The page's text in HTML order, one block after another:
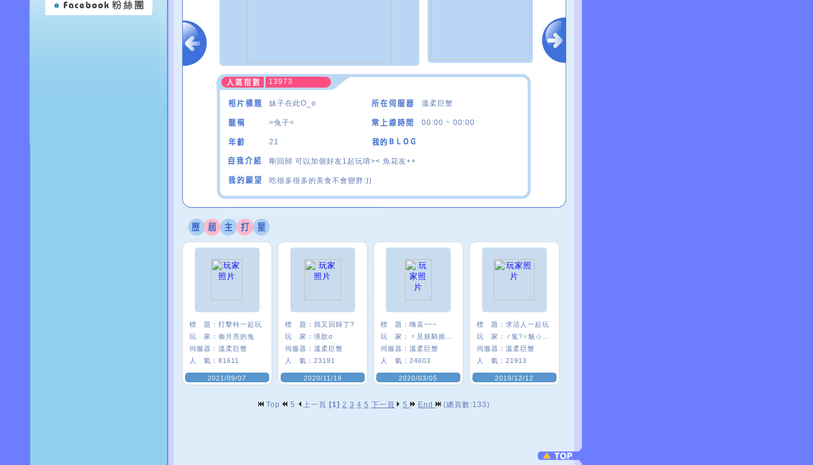
13973
妹子在此O_o 溫柔巨蟹
>兔子< 00:00 ~ 00:00
21
剛回歸 可以加個好友1起玩唷>< 魚花友++
吃很多很多的美食不會變胖:))
標 題： 打擊特一起玩
玩 家： 偷月亮的兔
伺服器： 溫柔巨蟹
人 氣： 81611
2021/09/07
標 題： 我又回歸了?
玩 家： 境歆σ
伺服器： 溫柔巨蟹
人 氣： 23191
2020/11/19
標 題： 嗨哀~~~
玩 家：
伺服器： 溫柔巨蟹
人 氣： 24603
2020/03/05
標 題： 求活人一起玩
玩 家：
伺服器： 溫柔巨蟹
人 氣： 21913
2019/12/12
Top 5 上一頁 [1] 2 3 4 5 下一頁 5 End (總頁數:133)